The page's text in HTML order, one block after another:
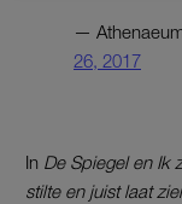
—
26, 2017
In De Spiegel en Ik
stilte en juist laat